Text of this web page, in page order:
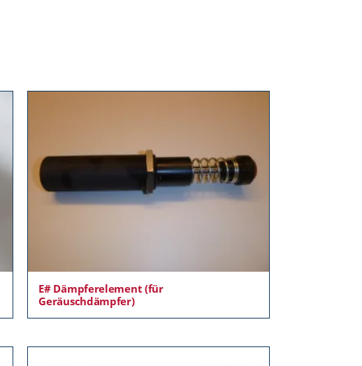
E# Dämpferelement (für
Geräuschdämpfer)